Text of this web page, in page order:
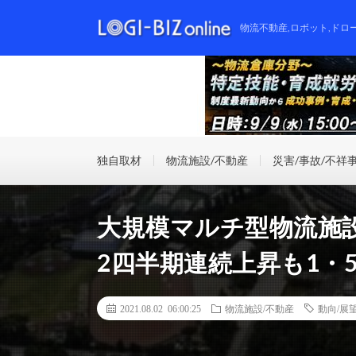
物流不動産,ロボット,ドロ
独自取材 物流施設/不動産 災害/事故/不祥
大規模マルチ型物流施
2四半期連続上昇も1・
2021.08.02 06:00:25 物流施設/不動産 動向/展